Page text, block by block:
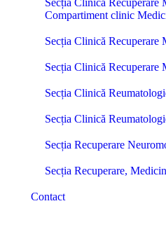
Secția Clinică Recuperare
Compartiment clinic
Secția Clinică Recuperare
Secția Clinică Recuperare
Secția Clinică
Secția Clinică
Secția Recuperare
Secția Recuperare,
Contact